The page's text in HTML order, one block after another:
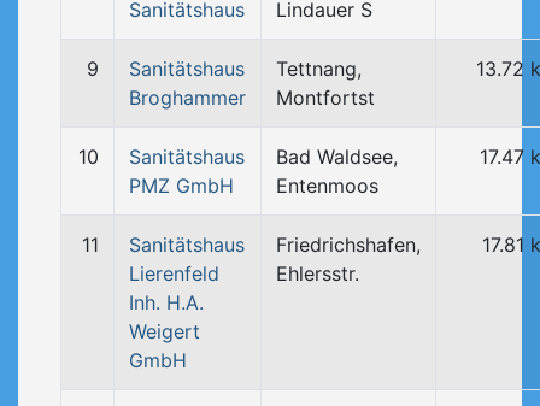
Sanitätshaus
Lindauer S
9
Sanitätshaus
Broghammer
Tettnang,
Montfortst
13.72
10
Sanitätshaus
PMZ GmbH
Bad Waldsee,
Entenmoos
17.47
11
Sanitätshaus
Lierenfeld
Inh. H.A.
Weigert
GmbH
Friedrichshafen,
Ehlersstr.
17.81